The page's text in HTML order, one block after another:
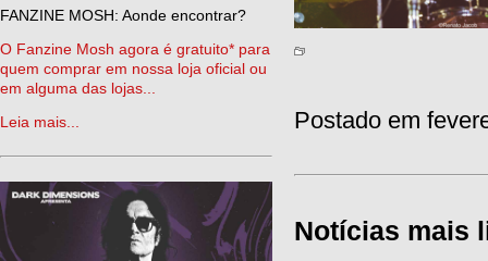
FANZINE MOSH: Aonde encontrar?
O Fanzine Mosh agora é gratuito* para
quem comprar em nossa loja oficial ou
em alguma das lojas...
Leia mais...
Postado em
Notícias mais